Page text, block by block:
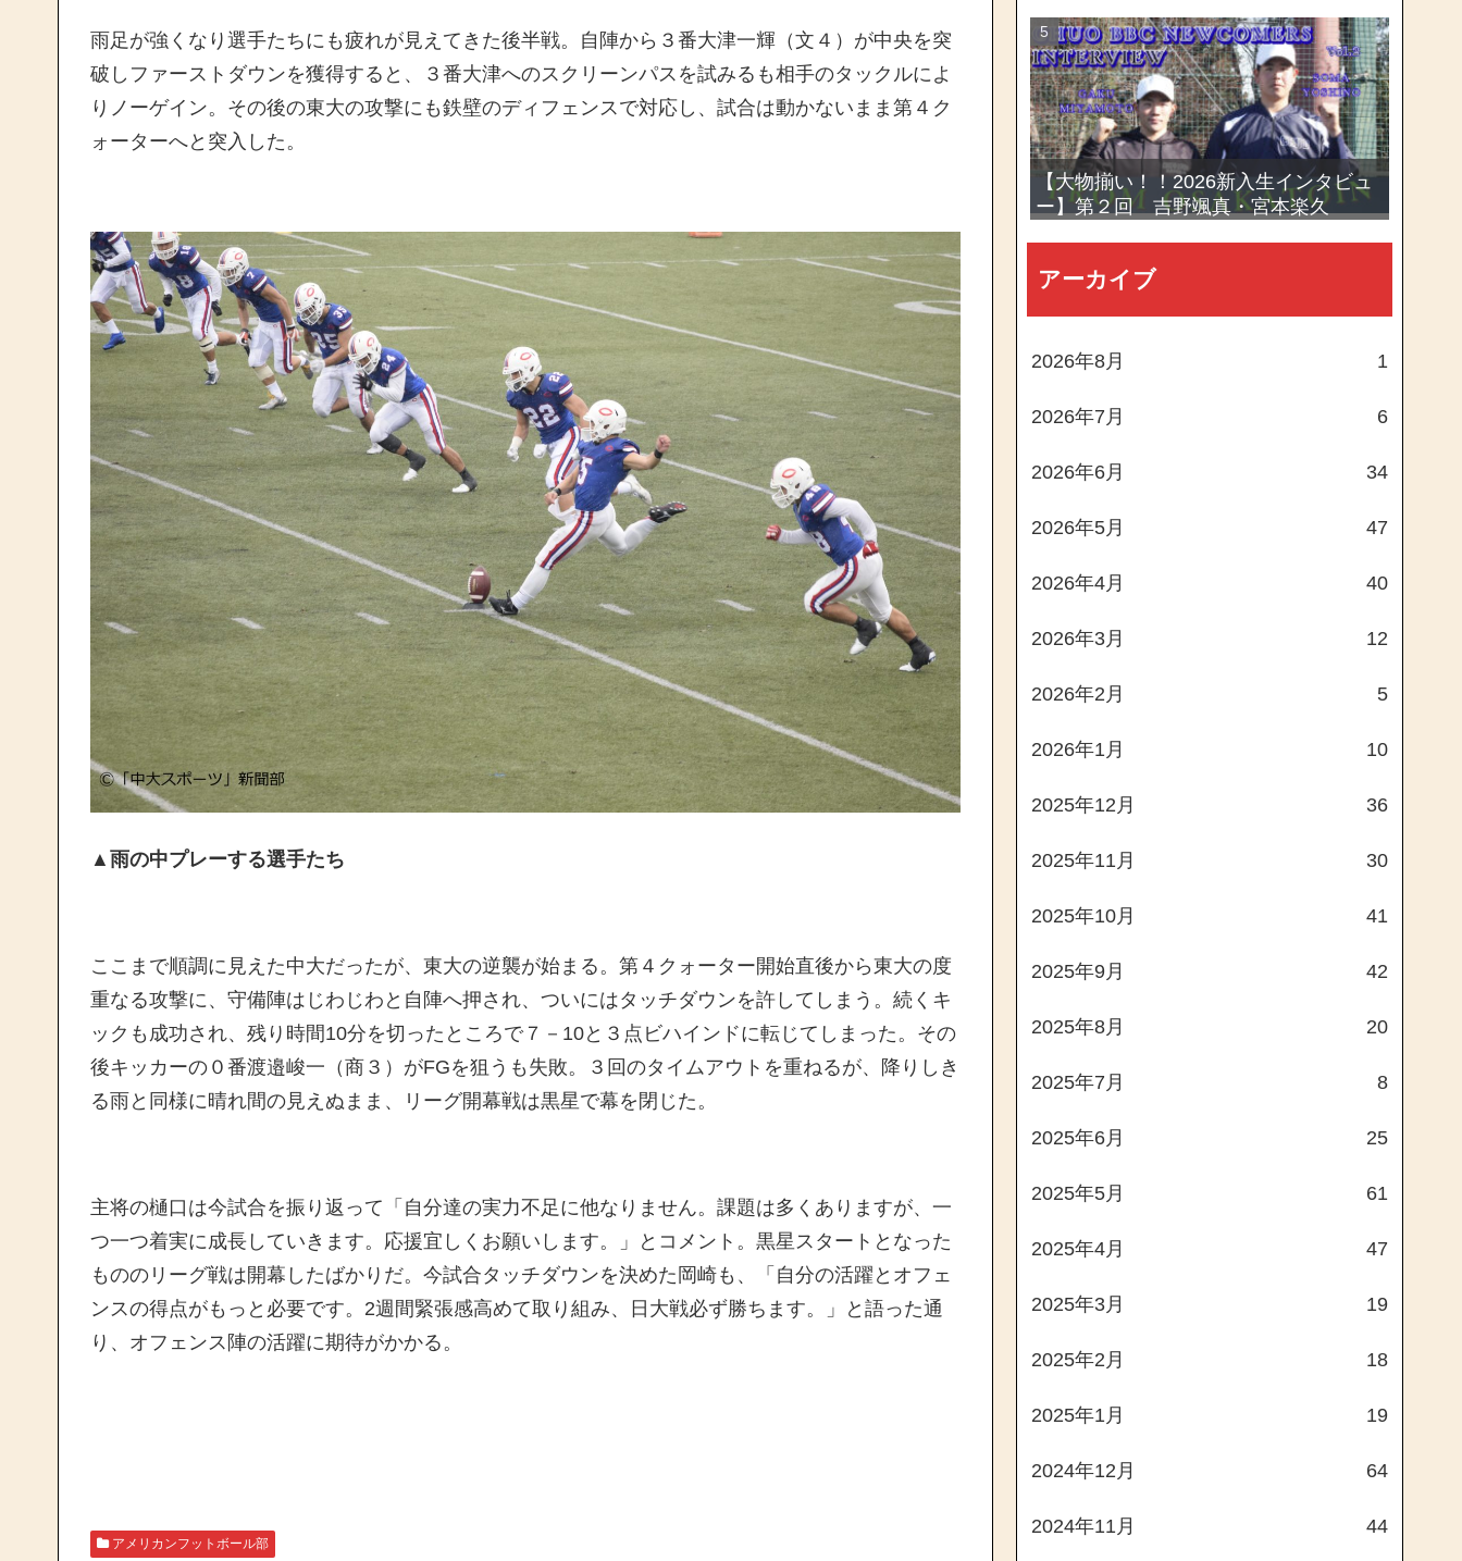
雨足が強くなり選手たちにも疲れが見えてきた後半戦。自陣から３番大津一輝（文４）が中央を突
破しファーストダウンを獲得すると、３番大津へのスクリーンパスを試みるも相手のタックルによ
りノーゲイン。その後の東大の攻撃にも鉄壁のディフェンスで対応し、試合は動かないまま第４ク
ォーターへと突入した。
▲雨の中プレーする選手たち
ここまで順調に見えた中大だったが、東大の逆襲が始まる。第４クォーター開始直後から東大の度
重なる攻撃に、守備陣はじわじわと自陣へ押され、ついにはタッチダウンを許してしまう。続くキ
ックも成功され、残り時間10分を切ったところで７－10と３点ビハインドに転じてしまった。その
後キッカーの０番渡邉峻一（商３）がFGを狙うも失敗。３回のタイムアウトを重ねるが、降りしき
る雨と同様に晴れ間の見えぬまま、リーグ開幕戦は黒星で幕を閉じた。
主将の樋口は今試合を振り返って「自分達の実力不足に他なりません。課題は多くありますが、一
つ一つ着実に成長していきます。応援宜しくお願いします。」とコメント。黒星スタートとなった
もののリーグ戦は開幕したばかりだ。今試合タッチダウンを決めた岡崎も、「自分の活躍とオフェ
ンスの得点がもっと必要です。2週間緊張感高めて取り組み、日大戦必ず勝ちます。」と語った通
り、オフェンス陣の活躍に期待がかかる。
アメリカンフットボール部
【大物揃い！！2026新入生インタビュ
ー】第２回 吉野颯真・宮本楽久
アーカイブ
2026年8月 1
2026年7月 6
2026年6月 34
2026年5月 47
2026年4月 40
2026年3月 12
2026年2月 5
2026年1月 10
2025年12月 36
2025年11月 30
2025年10月 41
2025年9月 42
2025年8月 20
2025年7月 8
2025年6月 25
2025年5月 61
2025年4月 47
2025年3月 19
2025年2月 18
2025年1月 19
2024年12月 64
2024年11月 44